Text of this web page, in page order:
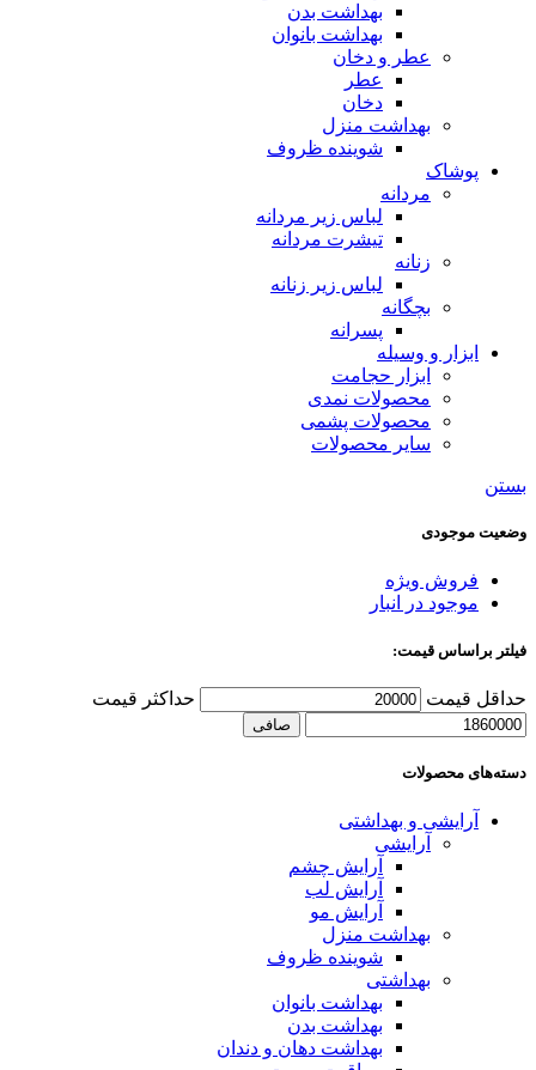
بهداشت بدن
بهداشت بانوان
عطر و دخان
عطر
دخان
بهداشت منزل
شوینده ظروف
پوشاک
مردانه
لباس زیر مردانه
تیشرت مردانه
زنانه
لباس زیر زنانه
بچگانه
پسرانه
ابزار و وسیله
ابزار حجامت
محصولات نمدی
محصولات پشمی
سایر محصولات
بستن
وضعیت موجودی
فروش ویژه
موجود در انبار
فیلتر براساس قیمت:
حداقل قیمت حداكثر قيمت
صافی
دسته‌های محصولات
آرایشی و بهداشتی
آرایشی
آرایش چشم
آرایش لب
آرایش مو
بهداشت منزل
شوینده ظروف
بهداشتی
بهداشت بانوان
بهداشت بدن
بهداشت دهان و دندان